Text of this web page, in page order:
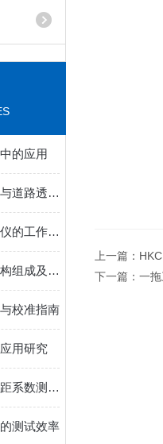
的应用
自动路面渗水仪工作原理与道路透水性能检测应用
简述新国标灌砂密度试验仪的工作原理
解析自动路面渗水仪的结构组成及其操作使用
校准指南
用研究
学习一下：混凝土气泡间距系数测试仪的用途和特点
测试效率
上一篇：
下一篇： 一